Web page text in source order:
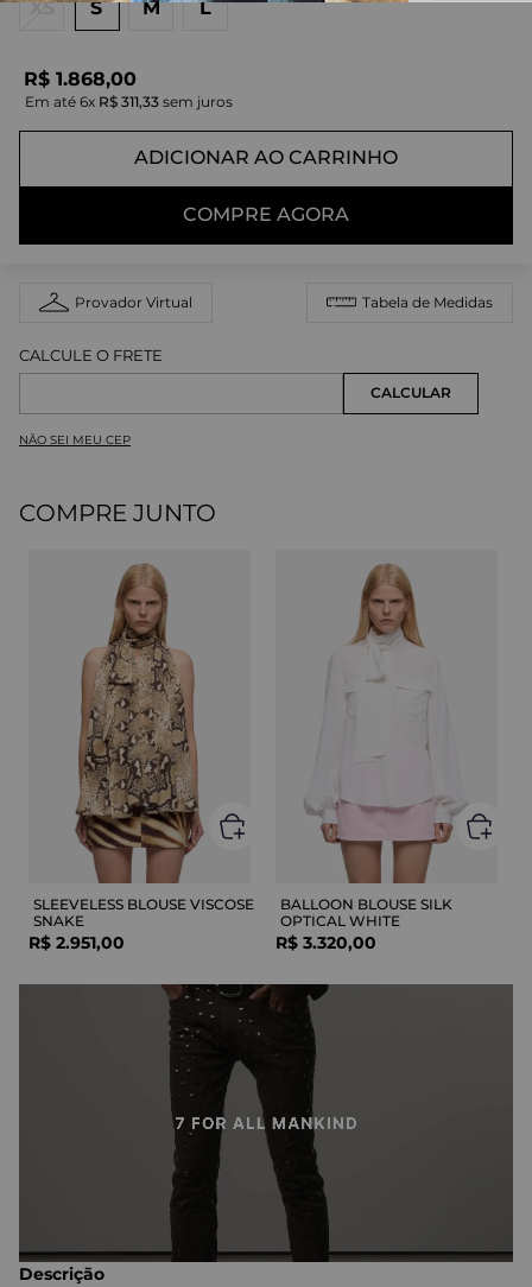
XS S M L
R$ 1.868,00
Em até 6x R$ 311,33 sem juros
ADICIONAR AO CARRINHO
COMPRE AGORA
Provador Virtual Tabela de Medidas
NÃO SEI MEU CEP
COMPRE JUNTO
SLEEVELESS BLOUSE VISCOSE
SNAKE
R$ 2.951,00
BALLOON BLOUSE SILK
OPTICAL WHITE
R$ 3.320,00
Descrição